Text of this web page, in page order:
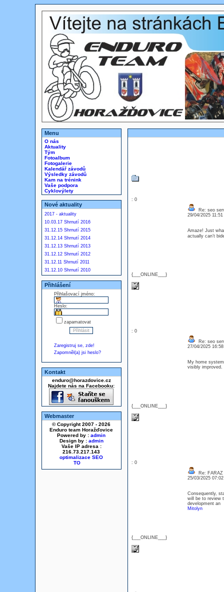
Menu
O nás
Aktuality
Tým
Fotoalbum
Fotogalerie
Kalendář závodů
Výsledky závodů
Kam na trénink
Vaše podpora
Cyklovýlety
Nové aktuality
2017 - aktuality
10.03.17 Shrnutí 2016
31.12.15 Shrnutí 2015
31.12.14 Shrnutí 2014
31.12.13 Shrnutí 2013
31.12.12 Shrnutí 2012
31.12.11 Shrnutí 2011
31.12.10 Shrnutí 2010
Přihlášení
Přihlašovací jméno:
Heslo:
zapamatovat
Zaregistruj se, zde!
Zapomněl(a) jsi heslo?
Kontakt
enduro@horazdovice.cz
Najdete nás na Facebooku:
Webmaster
© Copyright 2007 - 2026
Enduro team Horažďovice
Powered by : admin
Design by : admin
Vaše IP adresa :
216.73.217.143
optimalizace SEO
: 0
{___ONLINE___}
Re: seo
29/04/2025
Amaze! Just
actually can’t
: 0
{___ONLINE___}
Re: seo
27/04/2025
My home
visibly
: 0
{___ONLINE___}
Re: FARAZ
25/03/2025
Consequently,
will be to review
development an
Mitolyn